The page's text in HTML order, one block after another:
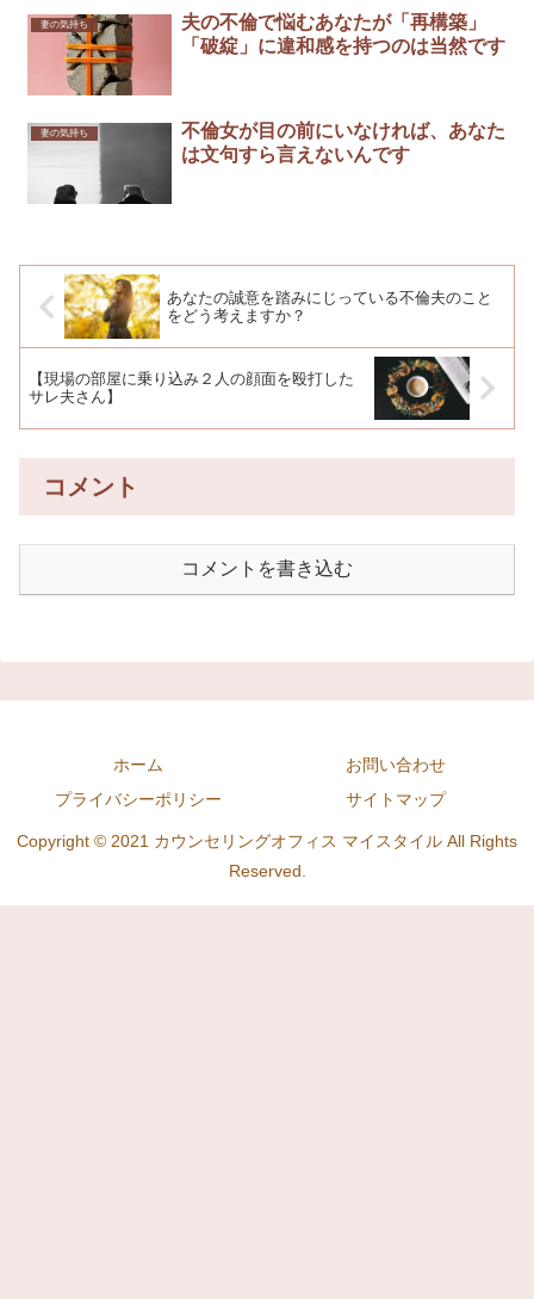
妻の気持ち
夫の不倫で悩むあなたが「再構築」
「破綻」に違和感を持つのは当然です
妻の気持ち
不倫女が目の前にいなければ、あなた
は文句すら言えないんです
あなたの誠意を踏みにじっている不倫夫のこと
をどう考えますか？
【現場の部屋に乗り込み２人の顔面を殴打した
サレ夫さん】
コメント
コメントを書き込む
ホーム
お問い合わせ
プライバシーポリシー
サイトマップ
Copyright © 2021 カウンセリングオフィス マイスタイル All Rights
Reserved.